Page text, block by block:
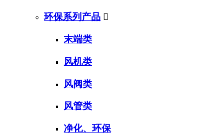
环保系列产品 
末端类
风机类
风阀类
风管类
净化、环保